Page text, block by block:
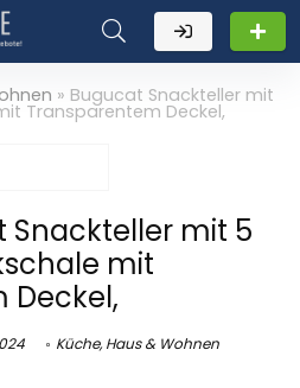
» Bugucat Snackteller mit
Transparentem Deckel,
Snackteller mit 5
mit
Deckel,
Küche, Haus & Wohnen